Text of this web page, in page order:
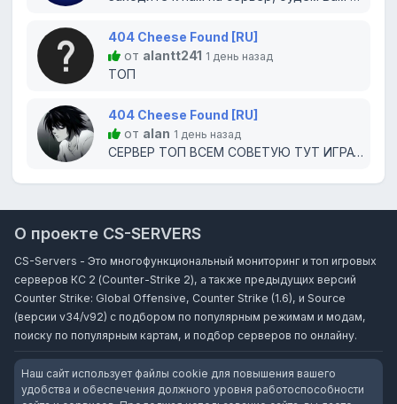
404 Cheese Found [RU]
от alantt241 1 день назад
ТОП
404 Cheese Found [RU]
от alan 1 день назад
СЕРВЕР ТОП ВСЕМ СОВЕТУЮ ТУТ ИГРАТЬ
О проекте CS-SERVERS
CS-Servers - Это многофункциональный мониторинг и топ игровых
серверов КС 2 (Counter-Strike 2), а также предыдущих версий
Counter Strike: Global Offensive, Counter Strike (1.6), и Source
(версии v34/v92) с подбором по популярным режимам и модам,
поиску по популярным картам, и подбор серверов по онлайну.
Наш сайт использует файлы cookie для повышения вашего
удобства и обеспечения должного уровня работоспособности